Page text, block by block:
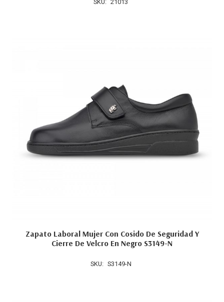
SKU: 21013
Zapato Laboral Mujer Con Cosido De Seguridad Y
Cierre De Velcro En Negro S3149-N
SKU: S3149-N